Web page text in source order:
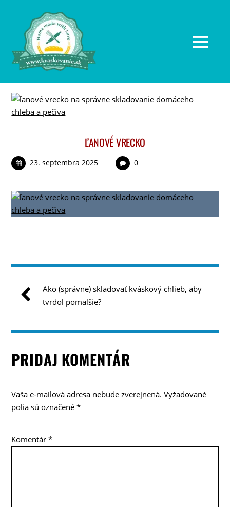
ĽANOVÉ VRECKO
23. septembra 2025 0
Ako (správne) skladovať kváskový chlieb, aby
tvrdol pomalšie?
PRIDAJ KOMENTÁR
Vaša e-mailová adresa nebude zverejnená. Vyžadované
polia sú označené*
Komentár*